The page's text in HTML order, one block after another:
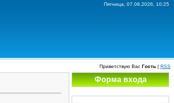
Пятница, 07.08.2026, 10:25
Приветствую Вас Гость | RSS
Форма входа